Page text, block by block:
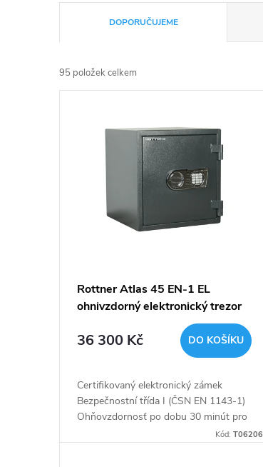
a
z
t
DOPORUČUJEME
95 položek celkem
Rottner Atlas 45 EN-1 EL
ohnivzdorný elektronický trezor
36 300 Kč DO KOŠÍKU
Certifikovaný elektronický zámek
Bezpečnostní třída I (ČSN EN 1143-1)
Ohňovzdornosť po dobu 30 minút pro
papír Napájení 1 x 9V baterií (neníKód:T06206